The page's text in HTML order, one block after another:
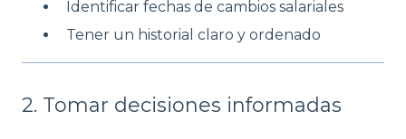
Identificar fechas de cambios salariales
Tener un historial claro y ordenado
2. Tomar decisiones informadas